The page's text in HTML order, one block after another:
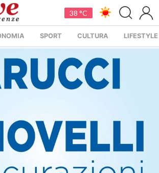
38 °C
SPORT CULTURA LIFESTYLE